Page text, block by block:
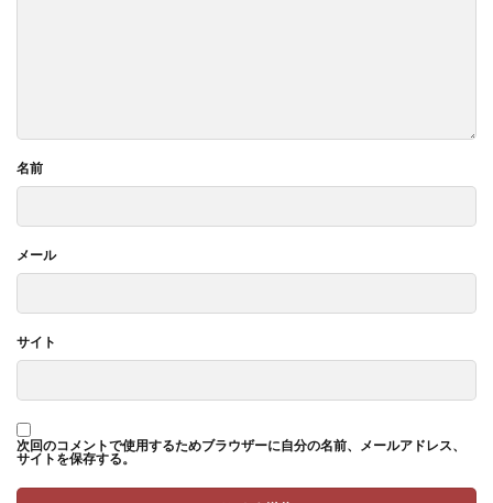
名前
メール
サイト
次回のコメントで使用するためブラウザーに自分の名前、メールアドレス、
サイトを保存する。